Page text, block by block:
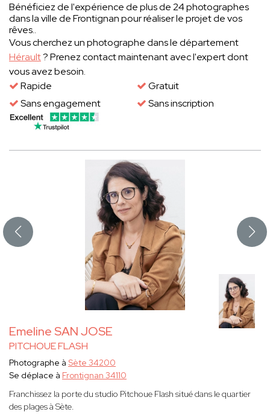
Bénéficiez de l'expérience de plus de 24 photographes
dans la ville de Frontignan pour réaliser le projet de vos
rêves..
Vous cherchez un photographe dans le département
Hérault? Prenez contact maintenant avec l'expert dont
vous avez besoin.
Rapide
Gratuit
Sans engagement
Sans inscription
Emeline SAN JOSE
PITCHOUE FLASH
Photographe à Sète 34200
Se déplace à Frontignan 34110
Franchissez la porte du studio Pitchoue Flash situé dans le quartier
des plages à Sète.